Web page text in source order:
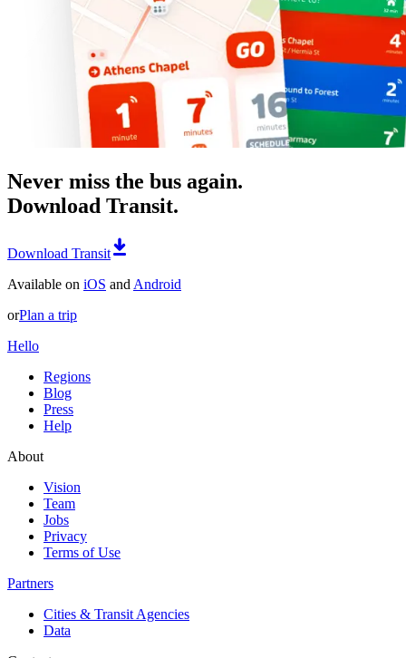
Never miss the bus again.
Download Transit.
Download Transit
Available on iOS and Android
orPlan a trip
Hello
Regions
Blog
Press
Help
About
Vision
Team
Jobs
Privacy
Terms of Use
Partners
Cities & Transit Agencies
Data